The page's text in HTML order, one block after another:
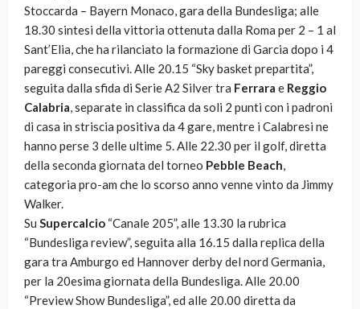
Stoccarda – Bayern Monaco, gara della Bundesliga; alle
18.30 sintesi della vittoria ottenuta dalla Roma per 2 – 1 al
Sant’Elia, che ha rilanciato la formazione di Garcia dopo i 4
pareggi consecutivi. Alle 20.15 “Sky basket prepartita”,
seguita dalla sfida di Serie A2 Silver tra Ferrara e Reggio
Calabria, separate in classifica da soli 2 punti con i padroni
di casa in striscia positiva da 4 gare, mentre i Calabresi ne
hanno perse 3 delle ultime 5. Alle 22.30 per il golf, diretta
della seconda giornata del torneo Pebble Beach,
categoria pro-am che lo scorso anno venne vinto da Jimmy
Walker.
Su Supercalcio “Canale 205”, alle 13.30 la rubrica
“Bundesliga review”, seguita alla 16.15 dalla replica della
gara tra Amburgo ed Hannover derby del nord Germania,
per la 20esima giornata della Bundesliga. Alle 20.00
“Preview Show Bundesliga”, ed alle 20.00 diretta da